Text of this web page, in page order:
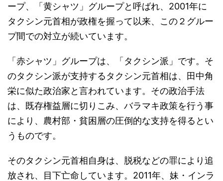
ープ、「黄シャツ」グループと呼ばれ、2001年に
タクシン元首相が政権を握って以来、この２グルー
プ間での対立が続いています。
「赤シャツ」グループは、「タクシン派」です。そ
のタクシン派が支持するタクシン元首相は、田中角
栄に似た政治家と言われています。その政治手法
は、既存権益層に切りこみ、バラマキ政策を行う事
により、農村部・貧困層の圧倒的な支持を得るとい
うものです。
そのタクシン元首相自身は、脱税などの罪により追
放され、目下亡命しています。2011年、妹・インラ